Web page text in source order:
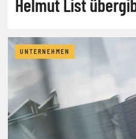
Helmut List
UNTERNEHMEN